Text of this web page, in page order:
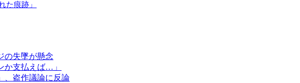
た痕跡」
の失墜が懸念
か支払えば…」
、盗作議論に反論